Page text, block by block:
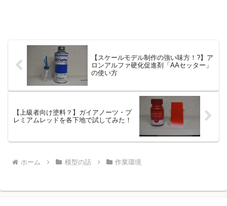
【スケールモデル制作の強い味方！?】ア
ロンアルファ硬化促進剤「AAセッター」
の使い方
【上級者向け塗料？】ガイアノーツ・プ
レミアムレッドを各下地で試してみた！
ホーム 模型の話 作業環境